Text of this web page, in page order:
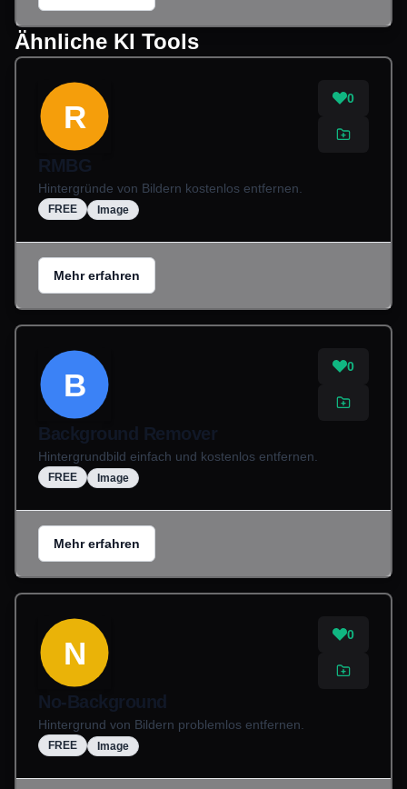
Ähnliche KI Tools
R
0
RMBG
Hintergründe von Bildern kostenlos entfernen.
FREE Image
Mehr erfahren
B
0
Background Remover
Hintergrundbild einfach und kostenlos entfernen.
FREE Image
Mehr erfahren
N
0
No-Background
Hintergrund von Bildern problemlos entfernen.
FREE Image